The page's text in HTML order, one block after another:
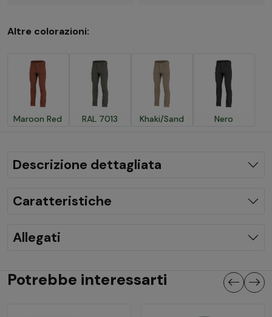
Altre colorazioni:
Maroon Red RAL 7013 Khaki/Sand Nero
Descrizione dettagliata
Caratteristiche
Allegati
Potrebbe interessarti